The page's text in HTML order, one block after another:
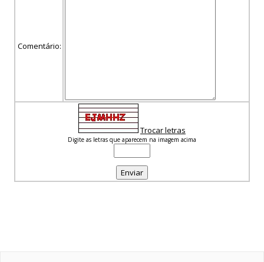
Comentário:
Trocar letras
Digite as letras que aparecem na imagem acima